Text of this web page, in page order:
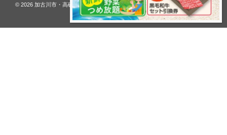
© 2026 加古川市・高砂市 夢リフォーム ウオハシ – 創業128年の老舗. All rights
reserved.